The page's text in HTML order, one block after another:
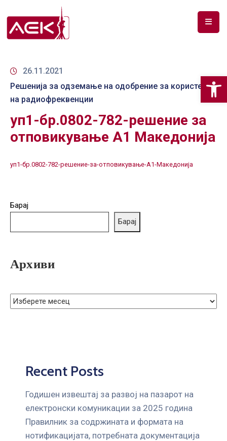
ЗА
ДОКУМЕНТИ
РФ
СПЕКТАР
ТЕЛЕКОМУНИКАЦИИ
ПАЗАР
ГРИЖА
26.11.2021
Решенија за одземање на одобрение за користење
на радиофреквенции
уп1-бр.0802-782-решение за
отповикување А1 Македонија
уп1-бр.0802-782-решение-за-отповикување-А1-Македонија
Барај
Барај
Архиви
Recent Posts
Годишен извештај за развој на пазарот на
електронски комуникации за 2025 година
Правилник за содржината и формата на
нотификацијата, потребната документација